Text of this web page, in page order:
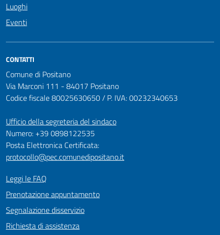
Luoghi
Eventi
CONTATTI
Comune di Positano
Via Marconi 111 - 84017 Positano
Codice fiscale 80025630650 / P. IVA: 00232340653
Ufficio della segreteria del sindaco
Numero: +39 0898122535
Posta Elettronica Certificata:
protocollo@pec.comunedipositano.it
Leggi le FAQ
Prenotazione appuntamento
Segnalazione disservizio
Richiesta di assistenza